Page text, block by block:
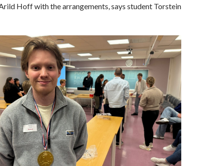
Hoff with the arrangements, says student Torstein